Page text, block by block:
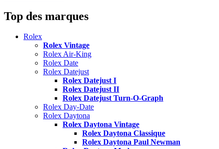
Top des marques
Rolex
Rolex Vintage
Rolex Air-King
Rolex Date
Rolex Datejust
Rolex Datejust I
Rolex Datejust II
Rolex Datejust Turn-O-Graph
Rolex Day-Date
Rolex Daytona
Rolex Daytona Vintage
Rolex Daytona Classique
Rolex Daytona Paul Newman